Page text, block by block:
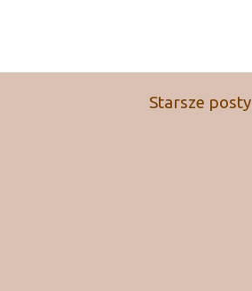
Starsze posty